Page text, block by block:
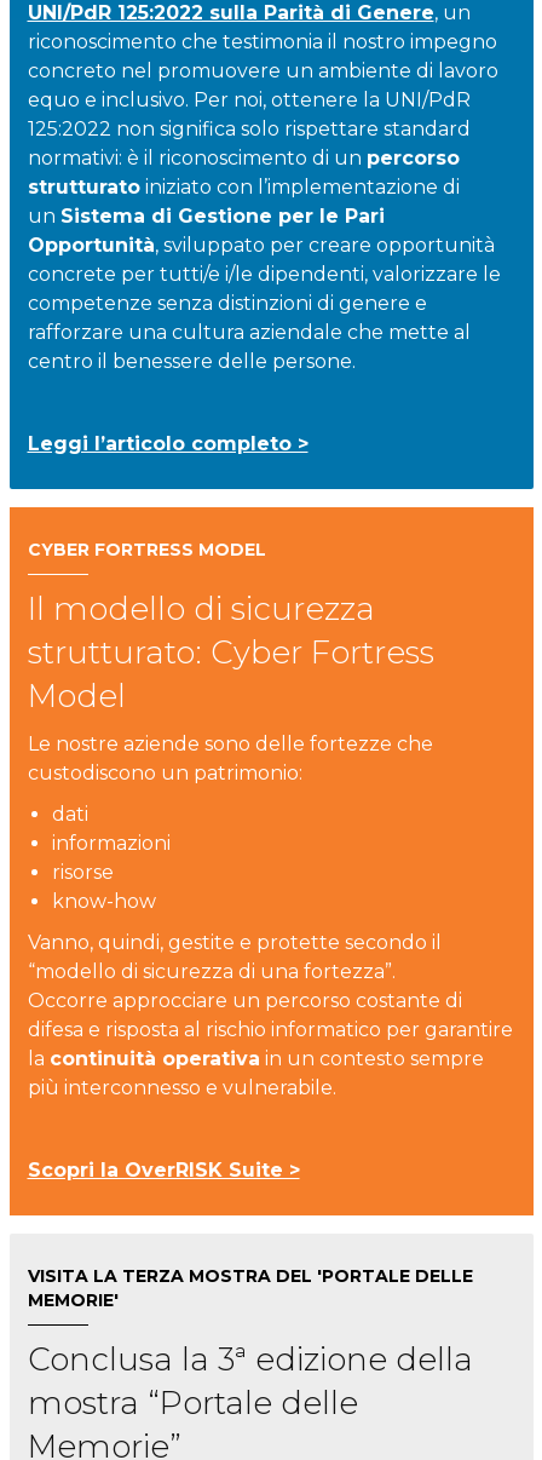
UNI/PdR 125:2022 sulla Parità di Genere, un
riconoscimento che testimonia il nostro impegno
concreto nel promuovere un ambiente di lavoro
equo e inclusivo. Per noi, ottenere la UNI/PdR
125:2022 non significa solo rispettare standard
normativi: è il riconoscimento di un percorso
strutturatoiniziato con l’implementazione di
un Sistema di Gestione per le Pari
Opportunità, sviluppato per creare opportunità
concrete per tutti/e i/le dipendenti, valorizzare le
competenze senza distinzioni di genere e
rafforzare una cultura aziendale che mette al
centro il benessere delle persone.
Leggi l’articolo completo >
CYBER FORTRESS MODEL
Il modello di sicurezza
strutturato: Cyber Fortress
Model
Le nostre aziende sono delle fortezze che
custodiscono un patrimonio:
dati
informazioni
risorse
know-how
Vanno, quindi, gestite e protette secondo il
“modello di sicurezza di una fortezza”.
Occorre approcciare un percorso costante di
difesa e risposta al rischio informatico per garantire
la continuità operativa in un contesto sempre
più interconnesso e vulnerabile.
Scopri la OverRISK Suite >
VISITA LA TERZA MOSTRA DEL 'PORTALE DELLE
MEMORIE'
Conclusa la 3ª edizione della
mostra “Portale delle
Memorie”